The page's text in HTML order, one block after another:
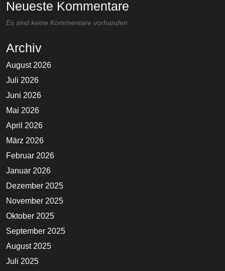
Neueste Kommentare
Es sind keine Kommentare vorhanden.
Archiv
August 2026
Juli 2026
Juni 2026
Mai 2026
April 2026
März 2026
Februar 2026
Januar 2026
Dezember 2025
November 2025
Oktober 2025
September 2025
August 2025
Juli 2025